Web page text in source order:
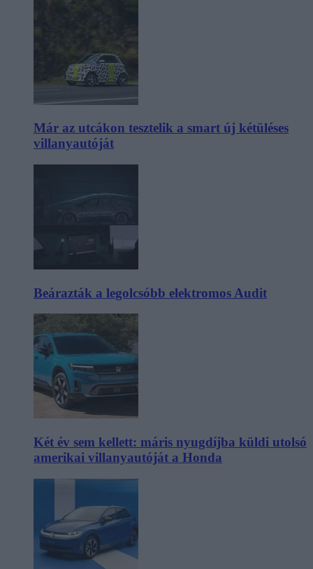
Már az utcákon tesztelik a smart új kétüléses
villanyautóját
Beárazták a legolcsóbb elektromos Audit
Két év sem kellett: máris nyugdíjba küldi utolsó
amerikai villanyautóját a Honda